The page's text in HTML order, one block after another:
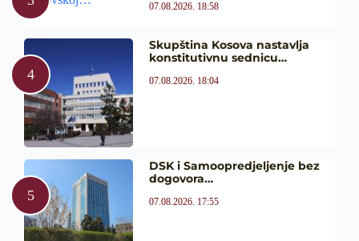
07.08.2026. 18:58
Skupština Kosova nastavlja
konstitutivnu sednicu…
07.08.2026. 18:04
DSK i Samoopredjeljenje bez
dogovora…
07.08.2026. 17:55